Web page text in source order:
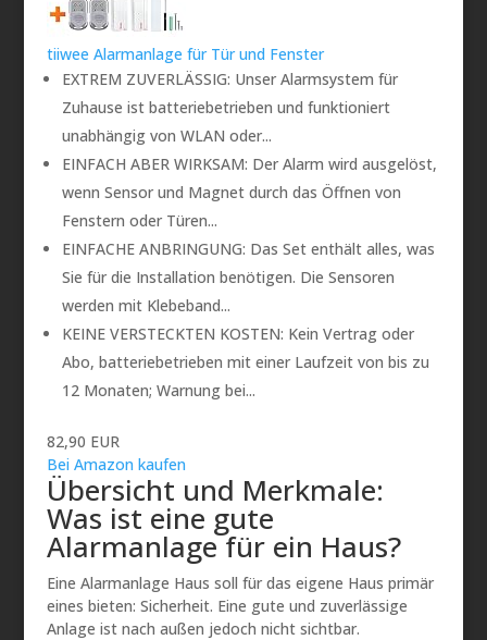
tiiwee Alarmanlage für Tür und Fenster
EXTREM ZUVERLÄSSIG: Unser Alarmsystem für
Zuhause ist batteriebetrieben und funktioniert
unabhängig von WLAN oder...
EINFACH ABER WIRKSAM: Der Alarm wird ausgelöst,
wenn Sensor und Magnet durch das Öffnen von
Fenstern oder Türen...
EINFACHE ANBRINGUNG: Das Set enthält alles, was
Sie für die Installation benötigen. Die Sensoren
werden mit Klebeband...
KEINE VERSTECKTEN KOSTEN: Kein Vertrag oder
Abo, batteriebetrieben mit einer Laufzeit von bis zu
12 Monaten; Warnung bei...
82,90 EUR
Bei Amazon kaufen
Übersicht und Merkmale:
Was ist eine gute
Alarmanlage für ein Haus?
Eine Alarmanlage Haus soll für das eigene Haus primär
eines bieten: Sicherheit. Eine gute und zuverlässige
Anlage ist nach außen jedoch nicht sichtbar.